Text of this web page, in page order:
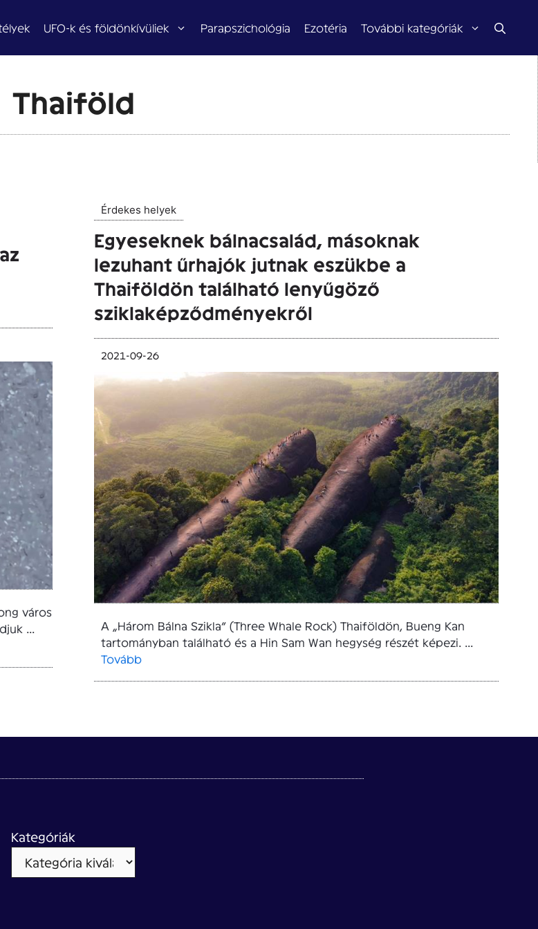
UFO-k és földönkívüliek Parapszichológia Ezotéria További kategóriák
Thaiföld
város
...
Érdekes helyek
Egyeseknek bálnacsalád, másoknak
lezuhant űrhajók jutnak eszükbe a
Thaiföldön található lenyűgöző
sziklaképződményekről
2021-09-26
A „Három Bálna Szikla” (Three Whale Rock) Thaiföldön, Bueng Kan
tartományban található és a Hin Sam Wan hegység részét képezi. ...
Tovább
Kategóriák